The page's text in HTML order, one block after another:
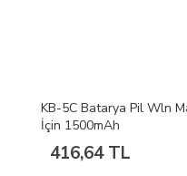
KB-5C Batarya Pil Wln
İçin 1500mAh
416,64 TL